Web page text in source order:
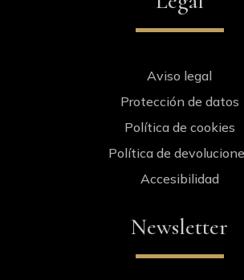
Aviso legal
Protección de datos
Política de cookies
Política de
Accesibilidad
Newsletter